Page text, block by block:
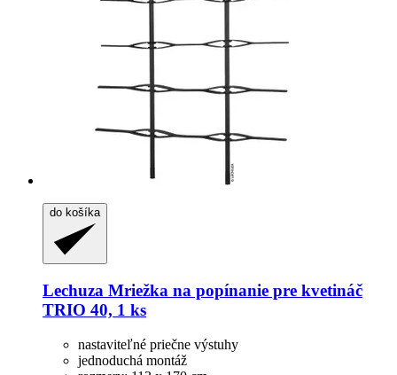
do košíka
Lechuza Mriežka na popínanie pre kvetináč
TRIO 40, 1 ks
nastaviteľné priečne výstuhy
jednoduchá montáž